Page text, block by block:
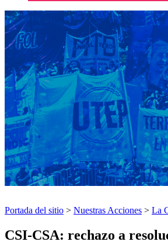
Portada del sitio > Nuestras Acciones > La
CSI-CSA: rechazo a